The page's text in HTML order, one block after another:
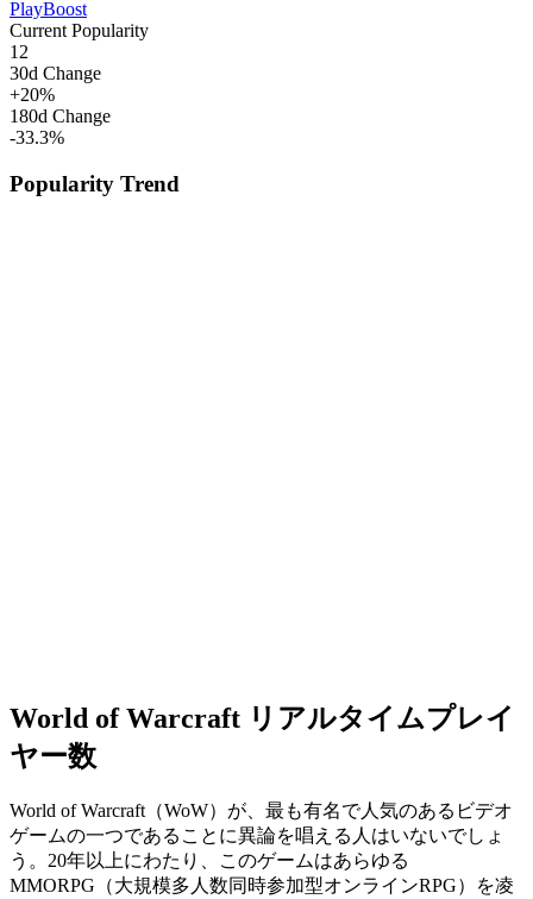
PlayBoost
Current Popularity
12
30d Change
+20%
180d Change
-33.3%
Popularity Trend
World of Warcraft リアルタイムプレイ
ヤー数
World of Warcraft（WoW）が、最も有名で人気のあるビデオ
ゲームの一つであることに異論を唱える人はいないでしょ
う。20年以上にわたり、このゲームはあらゆる
MMORPG（大規模多人数同時参加型オンラインRPG）を凌